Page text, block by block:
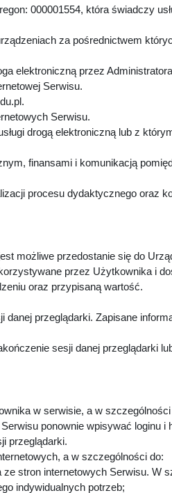
000001554, która świadczy
za pośrednictwem
elektroniczną przez
Serwisu.
Serwisu.
drogą elektroniczną lub z
finansami i komunikacją
procesu dydaktycznego oraz
możliwe przedostanie się do
przez Użytkownika i
oraz przypisaną wartość.
przeglądarki. Zapisane
sesji danej przeglądarki
w serwisie, a w szczególności
ponownie wpisywać loginu i
przeglądarki.
a w szczególności do:
stron internetowych Serwisu. W
indywidualnych potrzeb;